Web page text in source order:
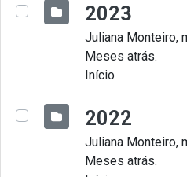
2023
Juliana Monteiro,
Meses atrás.
Início
2022
Juliana Monteiro,
Meses atrás.